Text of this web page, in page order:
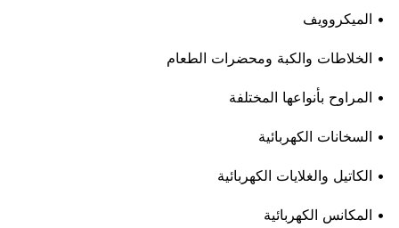
• الميكروويف
• الخلاطات والكبة ومحضرات الطعام
• المراوح بأنواعها المختلفة
• السخانات الكهربائية
• الكاتيل والغلايات الكهربائية
• المكانس الكهربائية